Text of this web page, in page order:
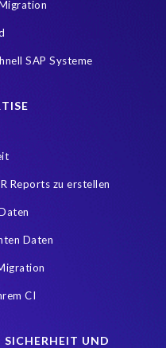
SAP Systeme
Reports zu erstellen
Daten
CI
SICHERHEIT UND